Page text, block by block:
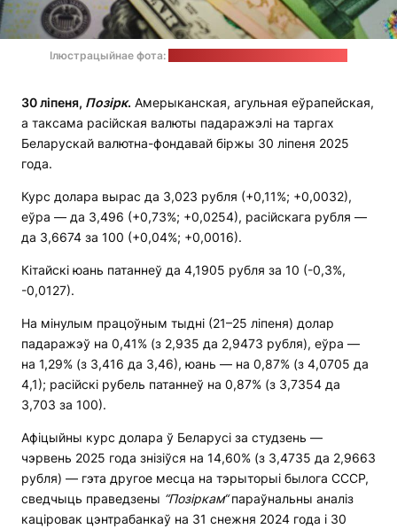
Ілюстрацыйнае фота:
30 ліпеня, Позірк. Амерыканская, агульная еўрапейская,
а таксама расійская валюты падаражэлі на таргах
Беларускай валютна-фондавай біржы 30 ліпеня 2025
года.
Курс долара вырас да 3,023 рубля (+0,11%; +0,0032),
еўра — да 3,496 (+0,73%; +0,0254), расійскага рубля —
да 3,6674 за 100 (+0,04%; +0,0016).
Кітайскі юань патаннеў да 4,1905 рубля за 10 (-0,3%,
-0,0127).
На мінулым працоўным тыдні (21–25 ліпеня) долар
падаражэў на 0,41% (з 2,935 да 2,9473 рубля), еўра —
на 1,29% (з 3,416 да 3,46), юань — на 0,87% (з 4,0705 да
4,1); расійскі рубель патаннеў на 0,87% (з 3,7354 да
3,703 за 100).
Афіцыйны курс долара ў Беларусі за студзень —
чэрвень 2025 года знізіўся на 14,60% (з 3,4735 да 2,9663
рубля) — гэта другое месца на тэрыторыі былога СССР,
сведчыць праведзены “Позіркам“параўнальны аналіз
каціровак цэнтрабанкаў на 31 снежня 2024 года і 30